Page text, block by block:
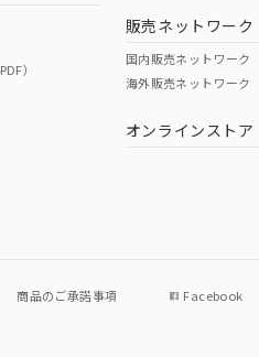
）
販売ネットワーク
国内販売ネットワーク
海外販売ネットワーク
オンラインストア
商品のご承諾事項 Facebook